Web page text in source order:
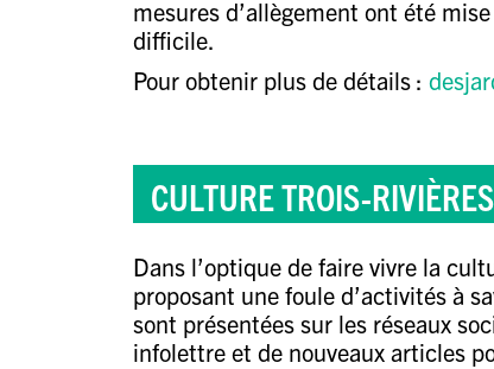
mesures d’allègement ont été
difficile.
Pour obtenir plus de détails :
CULTURE TROIS-RIVIÈRES
Dans l’optique de faire vivre la
proposant une foule d’activités à
sont présentées sur les réseaux
infolettre et de nouveaux articles